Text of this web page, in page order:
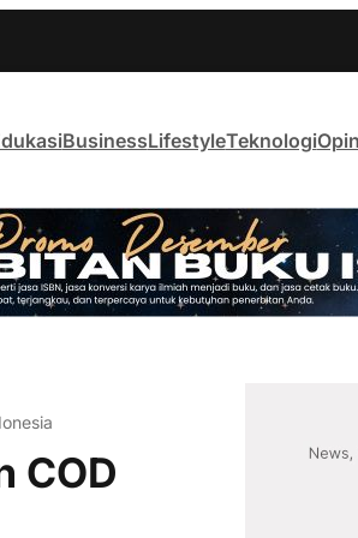
BusinessLifestyleTeknologi
COD